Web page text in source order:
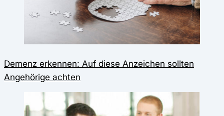
Demenz erkennen: Auf diese Anzeichen sollten
Angehörige achten